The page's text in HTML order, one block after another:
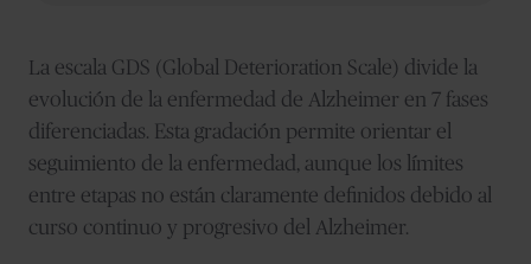
La escala GDS (Global Deterioration Scale) divide la
evolución de la enfermedad de Alzheimer en 7 fases
diferenciadas. Esta gradación permite orientar el
seguimiento de la enfermedad, aunque los límites
entre etapas no están claramente definidos debido al
curso continuo y progresivo del Alzheimer.